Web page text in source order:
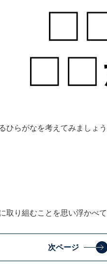
ひらがなを考えてみましょう
取り組むことを思い浮かべ
次ページ